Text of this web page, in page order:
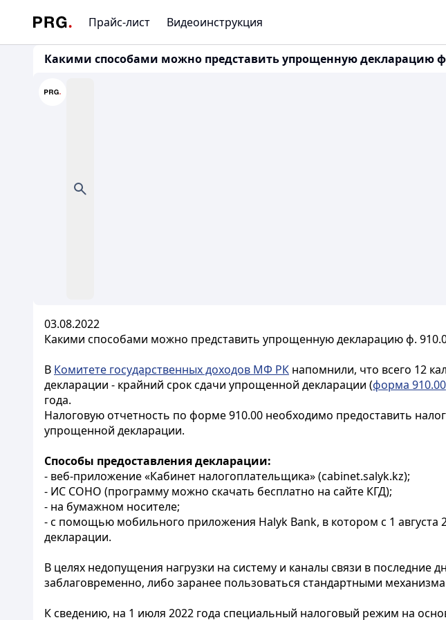
Прайс-лист Видеоинструкция
Какими способами можно представить упрощенную декларацию ф.
03.08.2022
Какими способами можно представить упрощенную декларацию ф.
В Комитете государственных доходов МФ РК напомнили, что всего 12
декларации - крайний срок сдачи упрощенной декларации (форма 910.00
года.
Налоговую отчетность по форме 910.00 необходимо предоставить
упрощенной декларации.
Способы предоставления декларации:
- веб-приложение «Кабинет налогоплательщика» (cabinet.salyk.kz);
- ИС СОНО (программу можно скачать бесплатно на сайте КГД);
- на бумажном носителе;
- с помощью мобильного приложения Halyk Bank, в котором с 1
декларации.
В целях недопущения нагрузки на систему и каналы связи в последние
заблаговременно, либо заранее пользоваться стандартными
К сведению, на 1 июля 2022 года специальный налоговый режим на